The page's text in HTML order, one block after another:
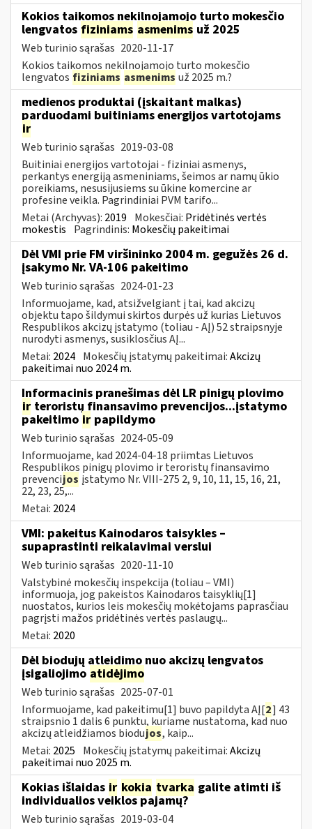
Kokios taikomos nekilnojamojo turto mokesčio
lengvatos fiziniams asmenims už 2025
Web turinio sąrašas 2020-11-17
Kokios taikomos nekilnojamojo turto mokesčio
lengvatos fiziniams asmenims už 2025 m.?
medienos produktai (įskaitant malkas)
parduodami buitiniams energijos vartotojams
ir
Web turinio sąrašas 2019-03-08
Buitiniai energijos vartotojai - fiziniai asmenys,
perkantys energiją asmeniniams, šeimos ar namų ūkio
poreikiams, nesusijusiems su ūkine komercine ar
profesine veikla. Pagrindiniai PVM tarifo...
Metai (Archyvas): 2019 Mokesčiai: Pridėtinės vertės
mokestis Pagrindinis: Mokesčių pakeitimai
Dėl VMI prie FM viršininko 2004 m. gegužės 26 d.
įsakymo Nr. VA-106 pakeitimo
Web turinio sąrašas 2024-01-23
Informuojame, kad, atsižvelgiant į tai, kad akcizų
objektu tapo šildymui skirtos durpės už kurias Lietuvos
Respublikos akcizų įstatymo (toliau - AĮ) 52 straipsnyje
nurodyti asmenys, susiklosčius AĮ...
Metai: 2024 Mokesčių įstatymų pakeitimai:Akcizų
pakeitimai nuo 2024 m.
Informacinis pranešimas dėl LR pinigų plovimo
ir teroristų finansavimo prevencijos...įstatymo
pakeitimo ir papildymo
Web turinio sąrašas 2024-05-09
Informuojame, kad 2024-04-18 priimtas Lietuvos
Respublikos pinigų plovimo ir teroristų finansavimo
prevencijos įstatymo Nr. VIII-275 2, 9, 10, 11, 15, 16, 21,
22, 23, 25,...
Metai: 2024
VMI: pakeitus Kainodaros taisykles –
supaprastinti reikalavimai verslui
Web turinio sąrašas 2020-11-10
Valstybinė mokesčių inspekcija (toliau – VMI)
informuoja, jog pakeistos Kainodaros taisyklių[1]
nuostatos, kurios leis mokesčių mokėtojams paprasčiau
pagrįsti mažos pridėtinės vertės paslaugų...
Metai: 2020
Dėl biodujų atleidimo nuo akcizų lengvatos
įsigaliojimo atidėjimo
Web turinio sąrašas 2025-07-01
Informuojame, kad pakeitimu[1] buvo papildyta AĮ[2] 43
straipsnio 1 dalis 6 punktu, kuriame nustatoma, kad nuo
akcizų atleidžiamos biodujos, kaip...
Metai: 2025 Mokesčių įstatymų pakeitimai:Akcizų
pakeitimai nuo 2025 m.
Kokias išlaidas ir kokia tvarka galite atimti iš
individualios veiklos pajamų?
Web turinio sąrašas 2019-03-04